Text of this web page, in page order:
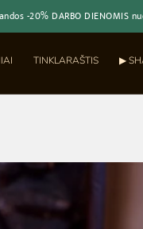
-20% DARBO DIENOMIS
TINKLARAŠTIS ▶︎